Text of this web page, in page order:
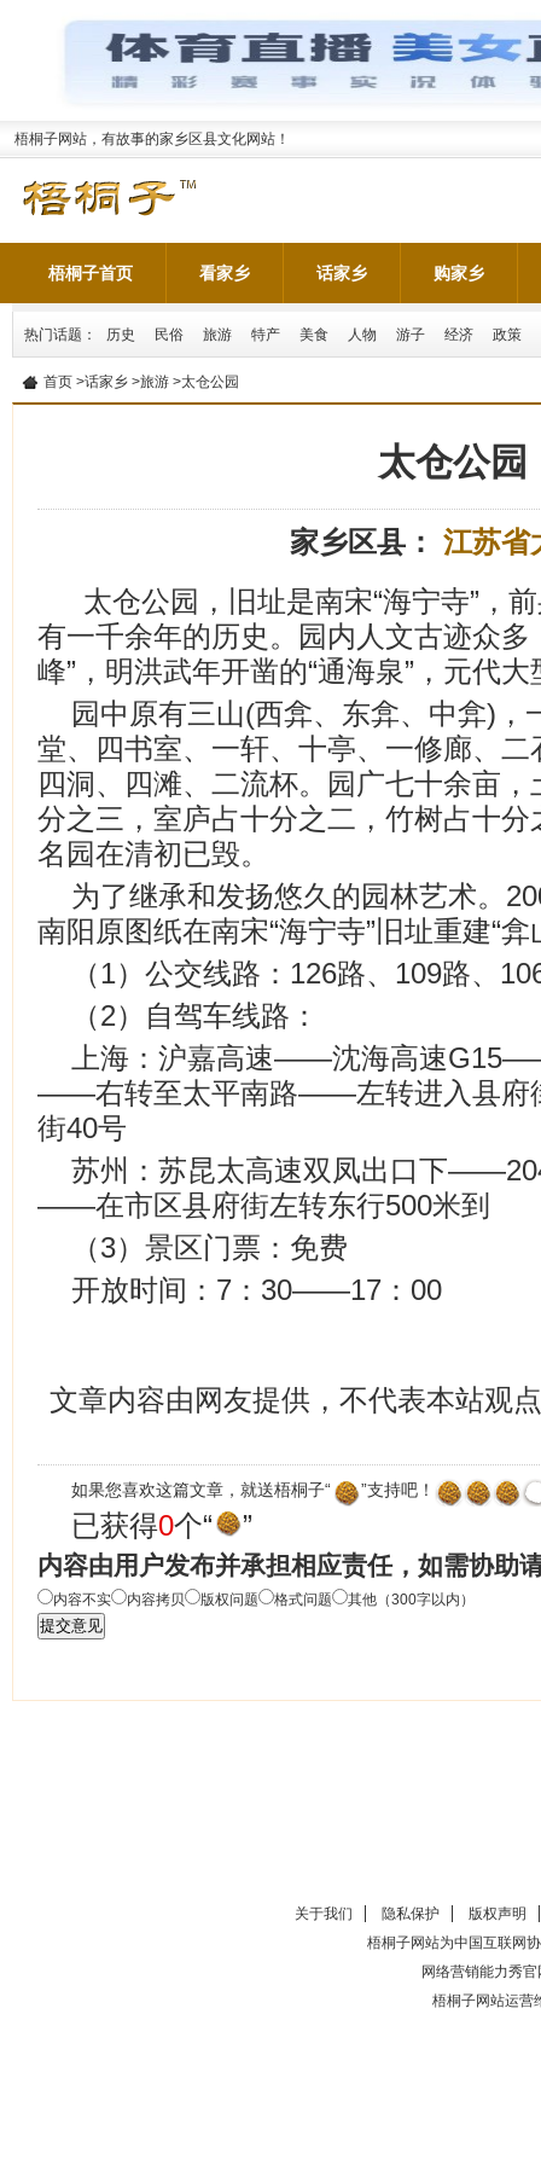
梧桐子网站，有故事的家乡区县文化网站！
梧桐子首页 看家乡 话家乡 购家乡
热门话题： 历史 民俗 旅游 特产 美食 人物 游子 经济 政策
首页 >话家乡 >旅游 >太仓公园
太仓公园
家乡区县： 江苏省
太仓公园，旧址是南宋“海宁寺”，
有一千余年的历史。园内人文古迹众多
峰”，明洪武年开凿的“通海泉”，元代大
园中原有三山(西弇、东弇、中弇)，
堂、四书室、一轩、十亭、一修廊、
四洞、四滩、二流杯。园广七十余亩
分之三，室庐占十分之二，竹树占十
名园在清初已毁。
为了继承和发扬悠久的园林艺术。
南阳原图纸在南宋“海宁寺”旧址重建“弇
（1）公交线路：126路、109路、
（2）自驾车线路：
上海：沪嘉高速——沈海高速
——右转至太平南路——左转进入县府
街40号
苏州：苏昆太高速双凤出口下
——在市区县府街左转东行500米到
（3）景区门票：免费
开放时间：7：30——17：00
文章内容由网友提供，不代表本站观点
如果您喜欢这篇文章，就送梧桐子“ ”支持吧！
已获得0个“ ”
内容由用户发布并承担相应责任，如需协助
内容不实 内容拷贝 版权问题 格式问题 其他（300字以内）
关于我们 隐私保护
版权声明
梧桐子网站为中国互联网
网络营销能力秀官
梧桐子网站运营